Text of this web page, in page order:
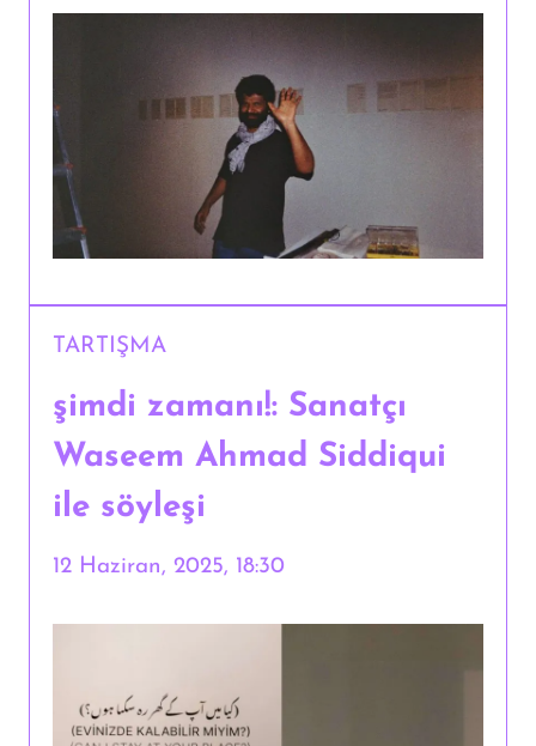
TARTIŞMA
şimdi zamanı!: Sanatçı
Waseem Ahmad Siddiqui
ile söyleşi
12 Haziran, 2025, 18:30